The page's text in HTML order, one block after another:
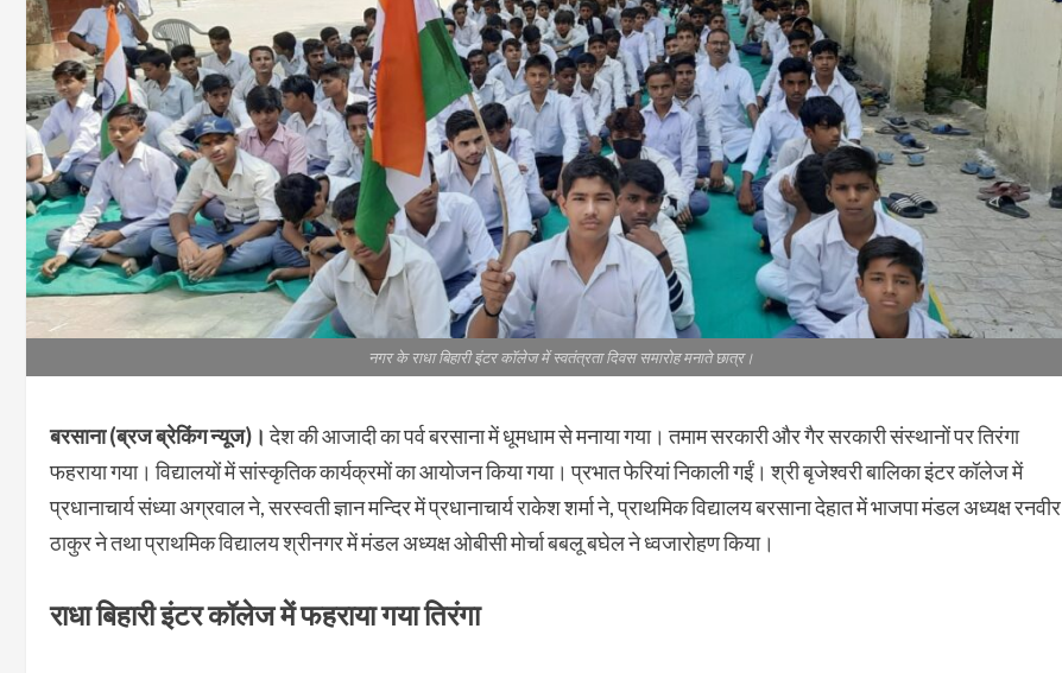
नगर के राधा बिहारी इंटर कॉलेज में स्वतंत्रता दिवस समारोह मनाते छात्र।
बरसाना (ब्रज ब्रेकिंग न्यूज)। देश की आजादी का पर्व बरसाना में धूमधाम से मनाया गया। तमाम सरकारी और गैर सरकारी संस्थानों पर तिरंगा
फहराया गया। विद्यालयों में सांस्कृतिक कार्यक्रमों का आयोजन किया गया। प्रभात फेरियां निकाली गईं। श्री बृजेश्वरी बालिका इंटर कॉलेज में
प्रधानाचार्य संध्या अग्रवाल ने, सरस्वती ज्ञान मन्दिर में प्रधानाचार्य राकेश शर्मा ने, प्राथमिक विद्यालय बरसाना देहात में भाजपा मंडल अध्यक्ष रनवीर
ठाकुर ने तथा प्राथमिक विद्यालय श्रीनगर में मंडल अध्यक्ष ओबीसी मोर्चा बबलू बघेल ने ध्वजारोहण किया।
राधा बिहारी इंटर कॉलेज में फहराया गया तिरंगा